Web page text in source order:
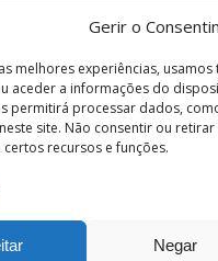
Gerir o
melhores experiências,
aceder a informações do
permitirá processar dados,
site. Não consentir ou
recursos e funções.
Negar
. Todos os